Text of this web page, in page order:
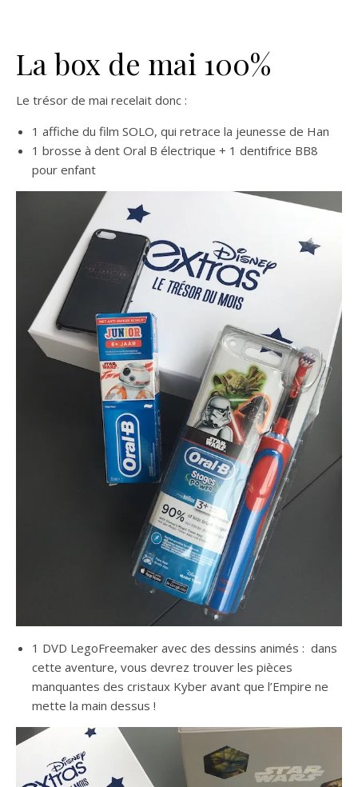
La box de mai 100%
Le trésor de mai recelait donc :
1 affiche du film SOLO, qui retrace la jeunesse de Han
1 brosse à dent Oral B électrique + 1 dentifrice BB8
pour enfant
1 DVD LegoFreemaker avec des dessins animés : dans
cette aventure, vous devrez trouver les pièces
manquantes des cristaux Kyber avant que l’Empire ne
mette la main dessus !